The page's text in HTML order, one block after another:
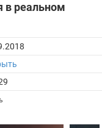
в реальном